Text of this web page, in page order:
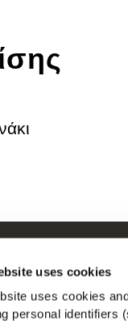
uses cookies
uses cookies
personal identifiers
Driven
Θέσεις